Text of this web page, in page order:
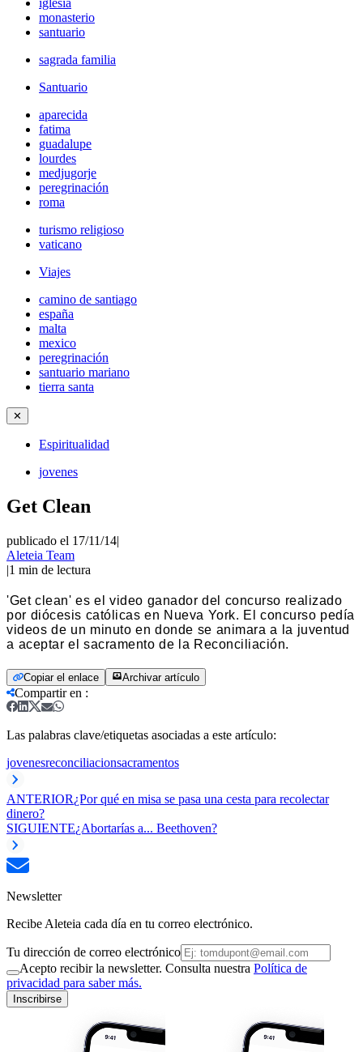
iglesia
monasterio
santuario
sagrada familia
Santuario
aparecida
fatima
guadalupe
lourdes
medjugorje
peregrinación
roma
turismo religioso
vaticano
Viajes
camino de santiago
españa
malta
mexico
peregrinación
santuario mariano
tierra santa
✕
Espiritualidad
jovenes
Get Clean
publicado el 17/11/14|
Aleteia Team
|1 min de lectura
'Get clean' es el video ganador del concurso realizado
por diócesis católicas en Nueva York. El concurso pedía
videos de un minuto en donde se animara a la juventud
a aceptar el sacramento de la Reconciliación.
Copiar el enlace Archivar artículo
Compartir en :
Las palabras clave/etiquetas asociadas a este artículo:
jovenesreconciliacionsacramentos
ANTERIOR​¿Por qué en misa se pasa una cesta para recolectar
dinero?
SIGUIENTE¿Abortarías a... Beethoven?
Newsletter
Recibe Aleteia cada día en tu correo electrónico.
Tu dirección de correo electrónico
Acepto recibir la newsletter. Consulta nuestra Política de
privacidad para saber más.
Inscribirse